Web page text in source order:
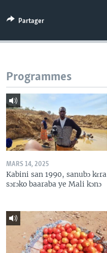
Partager
Programmes
MARS 14, 2025
Kabini san 1990, sanubɔ kɛra
sɔrɔko baaraba ye Mali kɔnɔ